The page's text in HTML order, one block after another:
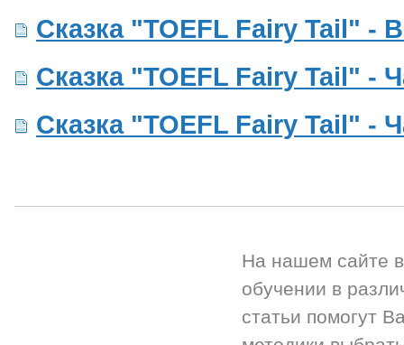
Сказка "TOEFL Fairy Tail" -
Сказка "TOEFL Fairy Tail" -
Сказка "TOEFL Fairy Tail" -
На нашем сайте
обучении в
статьи помогут